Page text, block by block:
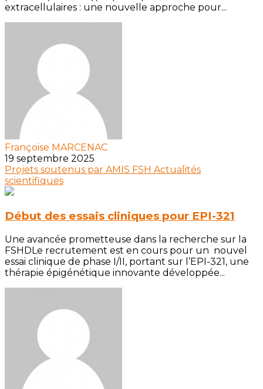
extracellulaires : une nouvelle approche pour...
Françoise MARCENAC
19 septembre 2025
Projets soutenus par AMIS FSH Actualités
scientifiques
Début des essais cliniques pour EPI-321
Une avancée prometteuse dans la recherche sur la
FSHDLe recrutement est en cours pour un nouvel
essai clinique de phase I/II, portant sur l’EPI-321, une
thérapie épigénétique innovante développée...